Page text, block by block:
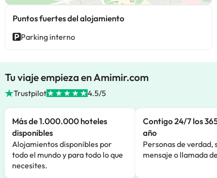
Puntos fuertes del alojamiento
Parking interno
Tu viaje empieza en Amimir.com
Trustpilot 4.5/5
Más de 1.000.000 hoteles
disponibles
Alojamientos disponibles por
todo el mundo y para todo lo que
necesites.
Contigo 24/7 los
año
Personas de verdad,
mensaje o llamada